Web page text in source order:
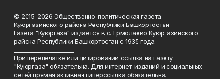
© 2015-2026 Общественно-политическая газета
Куюргазинского района Республики Башкортостан
Газета "Куюргаза" издается в с. Ермолаево Куюргазинского
района Республики Башкортостан с 1935 года.
При перепечатке или цитировании ссылка на газету
"Куюргаза" обязательна. Для интернет-изданий и социальных
сетей прямая активная гиперссылка обязательна.